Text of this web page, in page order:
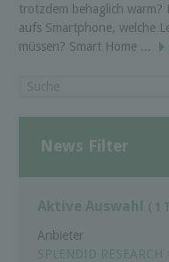
trotzdem behaglich warm?
aufs Smartphone, welche
müssen? Smart Home ...
News Filter
Aktive Auswahl ( 1
Anbieter
SPLENDID RESEARCH